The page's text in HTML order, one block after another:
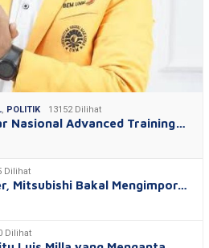
POLITIK 13152 Dilihat
Nasional Advanced Training…
Dilihat
Mitsubishi Bakal Mengimpor…
Dilihat